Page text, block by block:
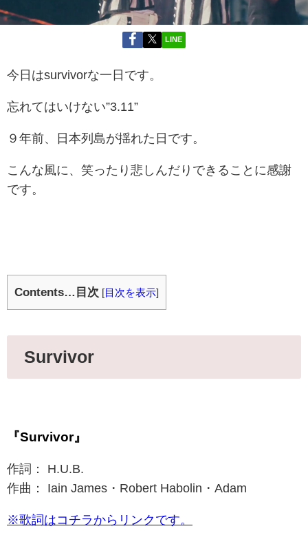
LINE
今日はsurvivorな一日です。
忘れてはいけない”3.11”
９年前、日本列島が揺れた日です。
こんな風に、笑ったり悲しんだりできることに感謝
です。
Contents…目次 [目次を表示]
Survivor
『Survivor』
作詞： H.U.B.
作曲： Iain James・Robert Habolin・Adam
※歌詞はコチラからリンクです。